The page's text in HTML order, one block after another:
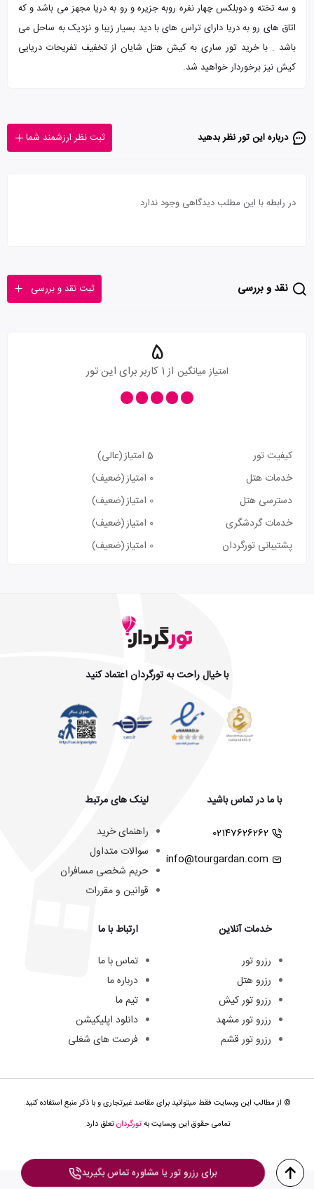
و سه تخته و دوبلکس چهار نفره روبه جزیره و رو به دریا مجهز می باشد و که
اتاق های رو به دریا دارای تراس های با دید بسیار زیبا و نزدیک به ساحل می
باشد . با خرید تور ساری به کیش هتل شایان از تخفیف تفریحات دریایی
کیش نیز برخوردار خواهید شد.
درباره این تور‌ نظر بدهید ثبت نظر ارزشمند شما
در رابطه با این مطلب دیدگاهی وجود ندارد
نقد و بررسی ثبت نقد و بررسی
5
امتیاز میانگین از 1 کاربر برای این تور
کیفیت تور 5 امتیاز
(عالی)
خدمات هتل
0 امتیاز
(ضعیف)
دسترسی هتل
0 امتیاز
(ضعیف)
خدمات گردشگری
0 امتیاز
(ضعیف)
پشتیبانی تورگردان
0 امتیاز (ضعیف)
برای رزرو تور یا مشاوره تماس بگیرید
با خیال راحت به تورگردان اعتماد کنید
با ما در تماس باشید
02147626262
info@tourgardan.com
خدمات آنلاین
رزرو تور
رزرو هتل
رزرو تور کیش
رزرو تور مشهد
رزرو تور قشم
لینک های مرتبط
راهنمای خرید
سوالات متداول
حریم شخصی مسافران
قوانین و مقررات
ارتباط با ما
تماس با ما
درباره ما
تیم ما
دانلود اپلیکیشن
فرصت های شغلی
© از مطالب این وبسایت فقط میتوانید برای مقاصد غیرتجاری و با ذکر منبع استفاده کنید.
تمامی حقوق این وبسایت بهتورگردانتعلق دارد.